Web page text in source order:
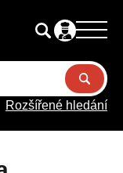
Rozšířené hledání